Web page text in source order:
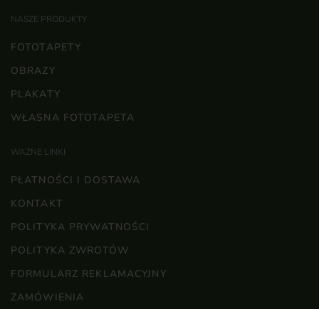
NASZE PRODUKTY
FOTOTAPETY
OBRAZY
PLAKATY
WŁASNA FOTOTAPETA
WAŻNE LINKI
PŁATNOŚCI I DOSTAWA
KONTAKT
POLITYKA PRYWATNOŚCI
POLITYKA ZWROTÓW
FORMULARZ REKLAMACYJNY
ZAMÓWIENIA